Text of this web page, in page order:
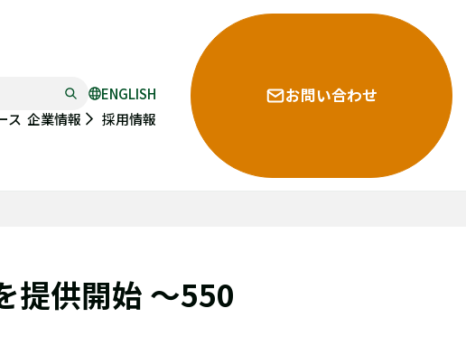
ENGLISH
ス 企業情報 採用情報
お問い合わせ
提供開始 ～550